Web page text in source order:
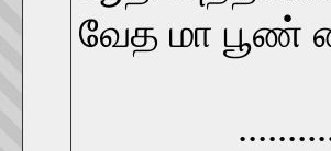
வேத மா பூண்